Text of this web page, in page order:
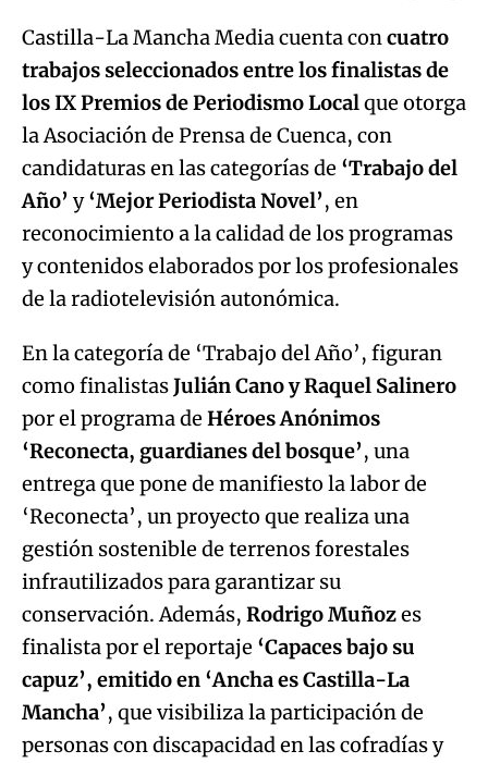
Castilla-La Mancha Media cuenta concuatro
trabajos seleccionados entre los finalistas de
los IX Premios de Periodismo Localque otorga
la Asociación de Prensa de Cuenca, con
candidaturas en las categorías de ‘Trabajo del
Año’ y‘Mejor Periodista Novel’, en
reconocimiento a la calidad de los programas
y contenidos elaborados por los profesionales
de la radiotelevisión autonómica.
En la categoría de ‘Trabajo del Año’, figuran
como finalistasJulián Cano y Raquel Salinero
por el programa de Héroes Anónimos
‘Reconecta, guardianes del bosque’, una
entrega que pone de manifiesto la labor de
‘Reconecta’, un proyecto que realiza una
gestión sostenible de terrenos forestales
infrautilizados para garantizar su
conservación. Además, Rodrigo Muñozes
finalista por el reportaje ‘Capaces bajo su
capuz’, emitido en ‘Ancha es Castilla-La
Mancha’, que visibiliza la participación de
personas con discapacidad en las cofradías y